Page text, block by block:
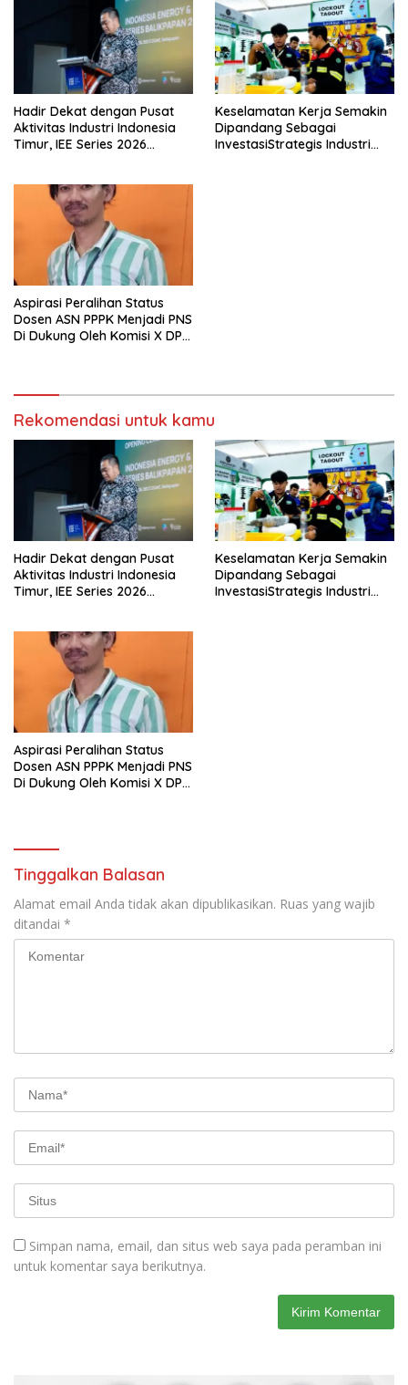
Hadir Dekat dengan Pusat
Aktivitas Industri Indonesia
Timur, IEE Series 2026
Keselamatan Kerja Semakin
Dipandang Sebagai
InvestasiStrategis Industri
Aspirasi Peralihan Status
Dosen ASN PPPK Menjadi PNS
Di Dukung Oleh Komisi X DPR
Rekomendasi untuk kamu
Hadir Dekat dengan Pusat
Aktivitas Industri Indonesia
Timur, IEE Series 2026
Keselamatan Kerja Semakin
Dipandang Sebagai
InvestasiStrategis Industri
Aspirasi Peralihan Status
Dosen ASN PPPK Menjadi PNS
Di Dukung Oleh Komisi X DPR
Tinggalkan Balasan
Alamat email Anda tidak akan dipublikasikan. Ruas yang wajib
ditandai *
Simpan nama, email, dan situs web saya pada peramban ini
untuk komentar saya berikutnya.